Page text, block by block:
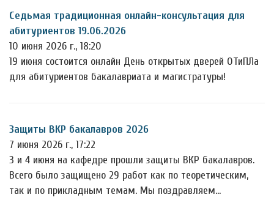
Седьмая традиционная онлайн-консультация для
абитуриентов 19.06.2026
10 июня 2026 г., 18:20
19 июня состоится онлайн День открытых дверей ОТиПЛа
для абитуриентов бакалавриата и магистратуры!
Защиты ВКР бакалавров 2026
7 июня 2026 г., 17:22
3 и 4 июня на кафедре прошли защиты ВКР бакалавров.
Всего было защищено 29 работ как по теоретическим,
так и по прикладным темам. Мы поздравляем…